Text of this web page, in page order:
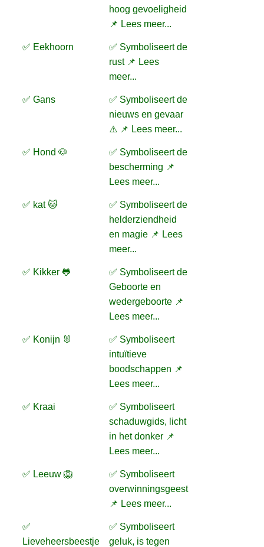
hoog gevoeligheid
📌 Lees meer...
✅ Eekhoorn
✅ Symboliseert de
rust 📌 Lees
meer...
✅ Gans
✅ Symboliseert de
nieuws en gevaar
⚠️ 📌 Lees meer...
✅ Hond 🐶
✅ Symboliseert de
bescherming 📌
Lees meer...
✅ kat 🐱
✅ Symboliseert de
helderziendheid
en magie 📌 Lees
meer...
✅ Kikker 🐸
✅ Symboliseert de
Geboorte en
wedergeboorte 📌
Lees meer...
✅ Konijn 🐰
✅ Symboliseert
intuïtieve
boodschappen 📌
Lees meer...
✅ Kraai
✅ Symboliseert
schaduwgids, licht
in het donker 📌
Lees meer...
✅ Leeuw 🦁
✅ Symboliseert
overwinningsgeest
📌 Lees meer...
✅
Lieveheersbeestje
✅ Symboliseert
geluk, is tegen